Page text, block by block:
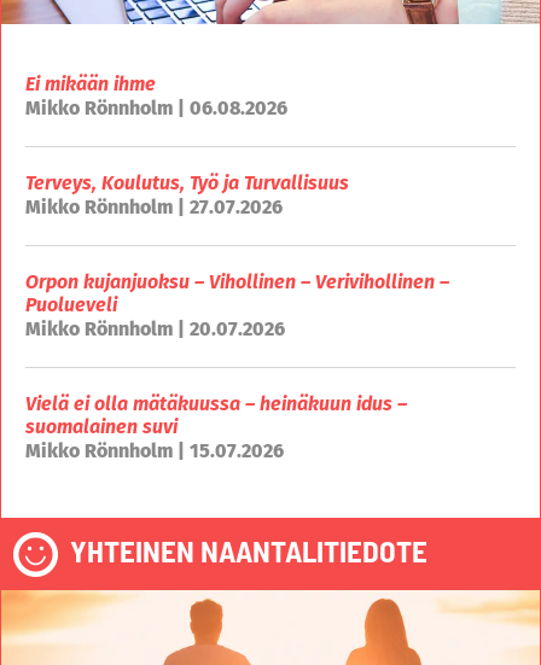
Ei mikään ihme
Mikko Rönnholm | 06.08.2026
Terveys, Koulutus, Työ ja Turvallisuus
Mikko Rönnholm | 27.07.2026
Orpon kujanjuoksu – Vihollinen – Verivihollinen –
Puolueveli
Mikko Rönnholm | 20.07.2026
Vielä ei olla mätäkuussa – heinäkuun idus –
suomalainen suvi
Mikko Rönnholm | 15.07.2026
YHTEINEN NAANTALITIEDOTE